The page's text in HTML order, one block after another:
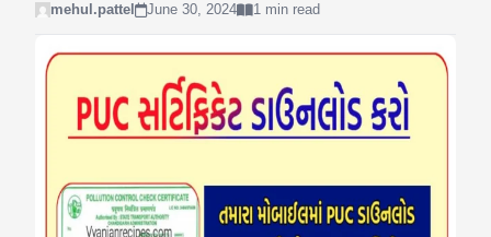
mehul.pattel June 30, 2024 1 min read